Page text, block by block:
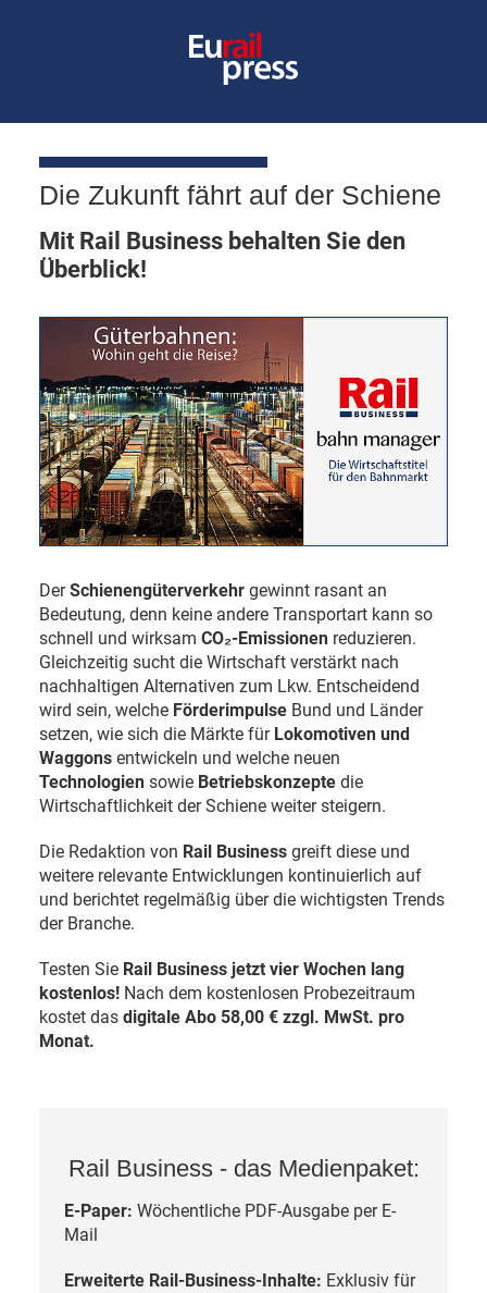
Die Zukunft fährt auf der Schiene
Mit Rail Business behalten Sie den
Überblick!
DerSchienengüterverkehr gewinnt rasant an
Bedeutung, denn keine andere Transportart kann so
schnell und wirksam CO₂-Emissionen reduzieren.
Gleichzeitig sucht die Wirtschaft verstärkt nach
nachhaltigen Alternativen zum Lkw. Entscheidend
wird sein, welche Förderimpulse Bund und Länder
setzen, wie sich die Märkte fürLokomotiven und
Waggons entwickeln und welche neuen
Technologien sowie Betriebskonzepte die
Wirtschaftlichkeit der Schiene weiter steigern.
Die Redaktion von Rail Business greift diese und
weitere relevante Entwicklungen kontinuierlich auf
und berichtet regelmäßig über die wichtigsten Trends
der Branche.
Testen Sie Rail Business jetzt vier Wochen lang
kostenlos! Nach dem kostenlosen Probezeitraum
kostet das digitale Abo 58,00 € zzgl. MwSt. pro
Monat.
Rail Business - das Medienpaket:
E-Paper: Wöchentliche PDF-Ausgabe per E-
Mail
Erweiterte Rail-Business-Inhalte: Exklusiv für